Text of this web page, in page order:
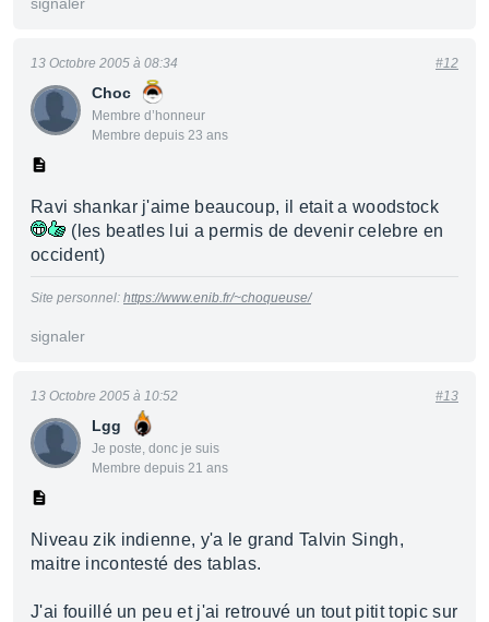
Choc
Membre d’honneur
Membre depuis 23 ans
13 Octobre 2005 à 08:34 #12
Ravi shankar j'aime beaucoup, il etait a woodstock
(les beatles lui a permis de devenir celebre en
occident)
Site personnel: https://www.enib.fr/~choqueuse/
signaler
Lgg
Je poste, donc je suis
Membre depuis 21 ans
13 Octobre 2005 à 10:52 #13
Niveau zik indienne, y'a le grand Talvin Singh,
maitre incontesté des tablas.
J'ai fouillé un peu et j'ai retrouvé un tout pitit topic sur